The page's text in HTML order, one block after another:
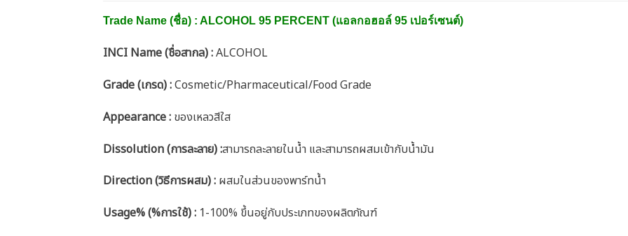
Trade Name (ชื่อ) : ALCOHOL 95 PERCENT (แอลกอฮอล์ 95 เปอร์เซนต์)
INCI Name (ชื่อสากล) :ALCOHOL
Grade (เกรด) :Cosmetic/Pharmaceutical/Food Grade
Appearance : ของเหลวสีใส
Dissolution (การละลาย) :สามารถละลายในน้ำ และสามารถผสมเข้ากับน้ำมัน
Direction (วิธีการผสม) : ผสมในส่วนของพาร์ทน้ำ
Usage% (%การใช้) : 1-100% ขึ้นอยู่กับประเภทของผลิตภัณฑ์